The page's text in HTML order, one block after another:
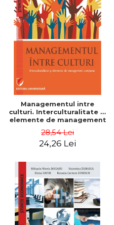
Managementul intre
culturi. Interculturalitate si
elemente de management
Dumitrascu
28,54 Lei
24,26 Lei